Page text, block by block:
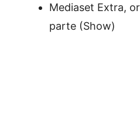
Mediaset Extra,
parte (Show)